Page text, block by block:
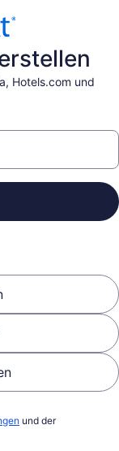
Hotels.com und
und der